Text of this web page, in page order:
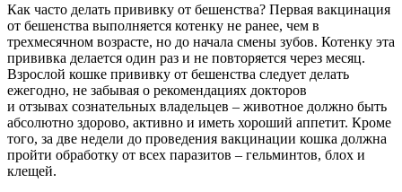
Как часто делать прививку от бешенства? Первая вакцинация
от бешенства выполняется котенку не ранее, чем в
трехмесячном возрасте, но до начала смены зубов. Котенку эта
прививка делается один раз и не повторяется через месяц.
Взрослой кошке прививку от бешенства следует делать
ежегодно, не забывая о рекомендациях докторов
и отзывах сознательных владельцев – животное должно быть
абсолютно здорово, активно и иметь хороший аппетит. Кроме
того, за две недели до проведения вакцинации кошка должна
пройти обработку от всех паразитов – гельминтов, блох и
клещей.